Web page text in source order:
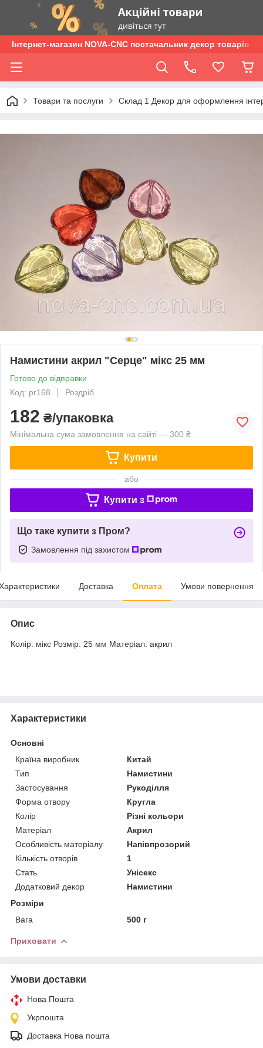
Інтернет-магазин NOVA-CNC постачальник декор товарів
Товари та послуги Склад 1 Декор для оформлення
Намистини акрил "Серце" мікс 25 мм
Готово до відправки
Код: pr168
Роздріб
182 ₴/упаковка
Мінімальна сума замовлення на сайті — 300 ₴
Купити
або
Купити з
Що таке купити з Пром?
Замовлення під захистом
Доставка Оплата Умови повернення
Опис
Колір: мікс Розмір: 25 мм Матеріал: акрил
Характеристики
Основні
Країна виробник
Китай
Тип
Намистини
Застосування
Рукоділля
Форма отвору
Кругла
Колір
Різні кольори
Матеріал
Акрил
Особливість матеріалу
Напівпрозорий
Кількість отворів
1
Стать
Унісекс
Додатковий декор
Намистини
Розміри
Вага
500 г
Приховати
Умови доставки
Нова Пошта
Укрпошта
Доставка Нова пошта